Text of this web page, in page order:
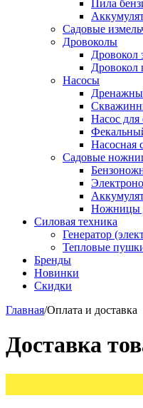
Пила
Садовые
Дровоколы
Дровокол
Дровокол
Насосы
Насос для
Насосная
Садовые
Ножницы
Силовая техника
Генератор
Тепловые
Бренды
Новинки
Скидки
Главная/Оплата и доставка
Доставка